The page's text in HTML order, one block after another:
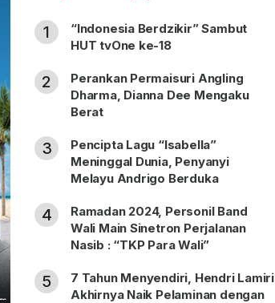
1
“Indonesia Berdzikir” Sambut
HUT tvOne ke-18
2
Perankan Permaisuri Angling
Dharma, Dianna Dee Mengaku
Berat
3
Pencipta Lagu “Isabella”
Meninggal Dunia, Penyanyi
Melayu Andrigo Berduka
4
Ramadan 2024, Personil Band
Wali Main Sinetron Perjalanan
Nasib : “TKP Para Wali”
5
7 Tahun Menyendiri, Hendri Lamiri
Akhirnya Naik Pelaminan dengan